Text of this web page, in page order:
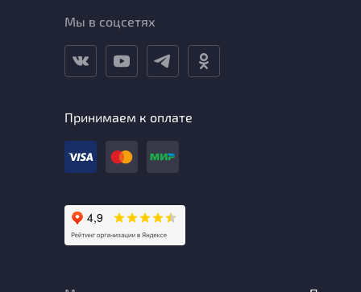
Мы в соцсетях
Принимаем к оплате